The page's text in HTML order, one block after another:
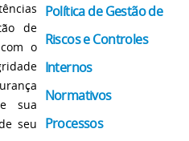
Política de Gestão de
Riscos e Controles
Internos
Normativos
Processos
de
o
sua
seu